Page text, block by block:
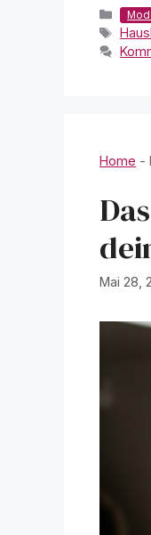
Home -
Mai 28,